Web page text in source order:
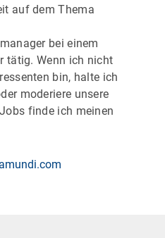
auf dem Thema
bei einem
tätig. Wenn ich nicht
bin, halte ich
moderiere unsere
finde ich meinen